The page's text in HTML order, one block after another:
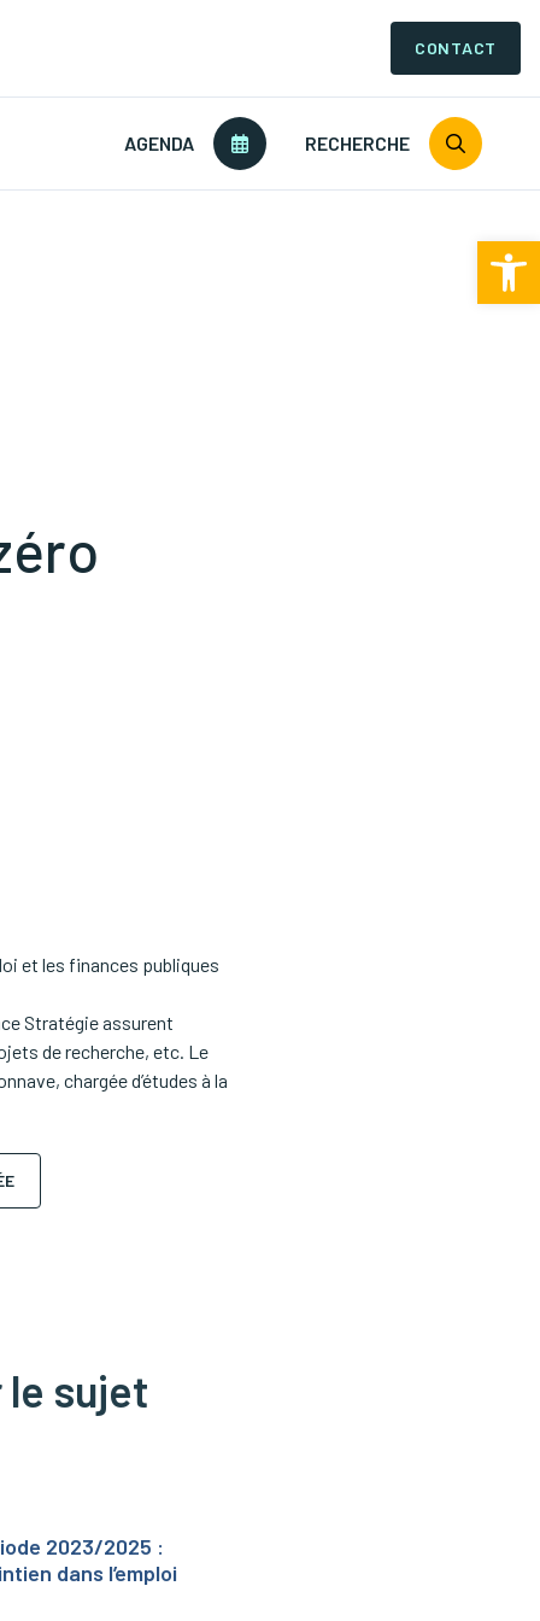
CONTACT
AGENDA RECHERCHE
et les finances publiques
Stratégie assurent
de recherche, etc. Le
chargée d’études à la
sujet
2023/2025 :
dans l’emploi